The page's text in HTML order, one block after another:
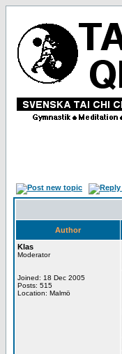
Author
Klas
Moderator
Joined: 18 Dec 2005
Posts: 515
Location: Malmö